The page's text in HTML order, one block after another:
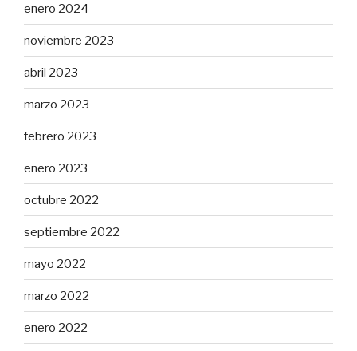
enero 2024
noviembre 2023
abril 2023
marzo 2023
febrero 2023
enero 2023
octubre 2022
septiembre 2022
mayo 2022
marzo 2022
enero 2022